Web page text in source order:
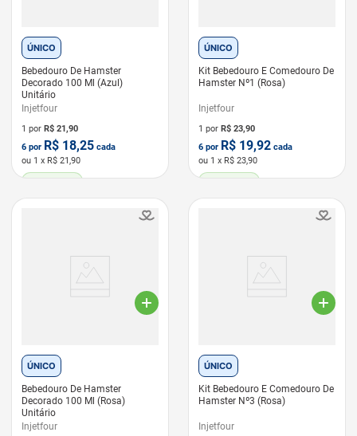
ÚNICO
Bebedouro De Hamster
Decorado 100 Ml (Azul)
Unitário
Injetfour
1 por R$ 21,90
6 por R$ 18,25 cada
ou 1 x R$ 21,90
ÚNICO
Kit Bebedouro E Comedouro De
Hamster Nº1 (Rosa)
Injetfour
1 por R$ 23,90
6 por R$ 19,92 cada
ou 1 x R$ 23,90
ÚNICO
Bebedouro De Hamster
Decorado 100 Ml (Rosa)
Unitário
Injetfour
ÚNICO
Kit Bebedouro E Comedouro De
Hamster Nº3 (Rosa)
Injetfour